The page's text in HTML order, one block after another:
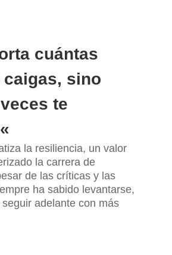
cuántas
sino
te
«
la resiliencia, un valor
la carrera de
de las críticas y las
ha sabido levantarse,
adelante con más